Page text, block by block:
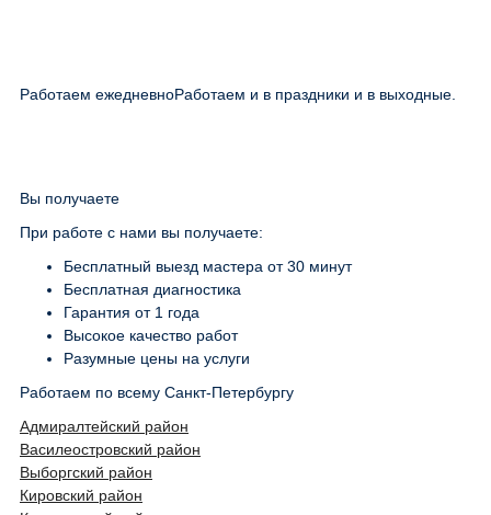
Работаем ежедневноРаботаем и в праздники и в выходные.
Вы получаете
При работе с нами вы получаете:
Бесплатный выезд мастера от 30 минут
Бесплатная диагностика
Гарантия от 1 года
Высокое качество работ
Разумные цены на услуги
Работаем по всему Санкт-Петербургу
Адмиралтейский район
Василеостровский район
Выборгский район
Кировский район